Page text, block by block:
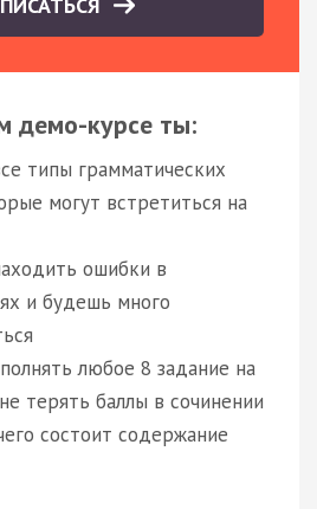
демо-курсе ты:
типы грамматических
могут встретиться на
ошибки в
и будешь много
любое 8 задание на
терять баллы в сочинении
состоит содержание